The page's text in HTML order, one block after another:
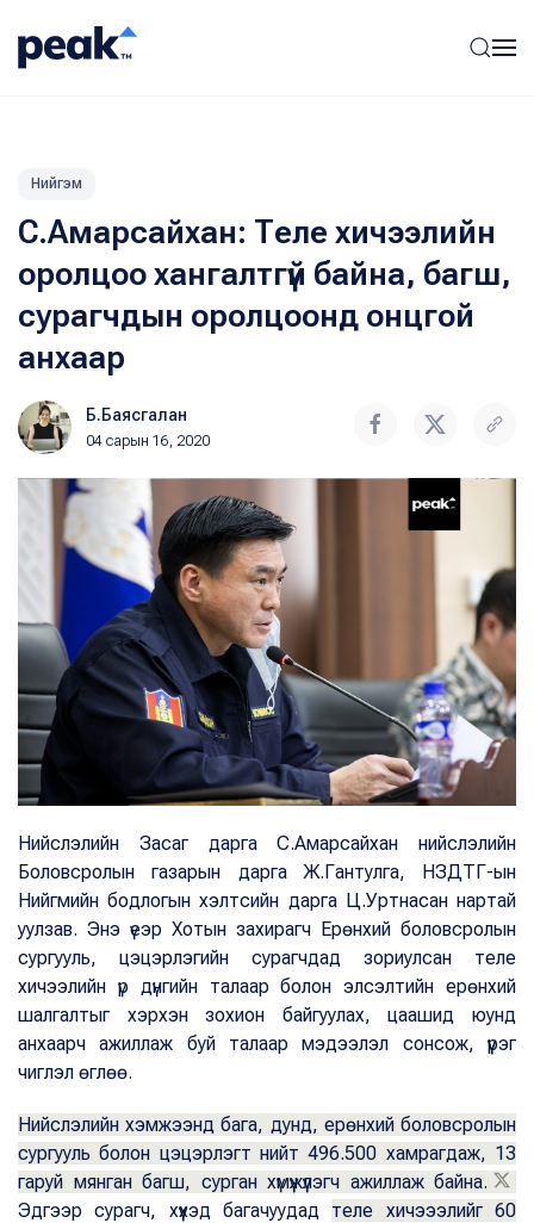
Нийгэм
С.Амарсайхан: Теле хичээлийн
оролцоо хангалтгүй байна, багш,
сурагчдын оролцоонд онцгой
анхаар
Б.Баясгалан
04 сарын 16, 2020
Нийслэлийн Засаг дарга С.Амарсайхан нийслэлийн
Боловсролын газарын дарга Ж.Гантулга, НЗДТГ-ын
Нийгмийн бодлогын хэлтсийн дарга Ц.Уртнасан нартай
уулзав. Энэ үеэр Хотын захирагч Ерөнхий боловсролын
сургууль, цэцэрлэгийн сурагчдад зориулсан теле
хичээлийн үр дүнгийн талаар болон элсэлтийн ерөнхий
шалгалтыг хэрхэн зохион байгуулах, цаашид юунд
анхаарч ажиллаж буй талаар мэдээлэл сонсож, үүрэг
чиглэл өглөө.
Нийслэлийн хэмжээнд бага, дунд, ерөнхий боловсролын
сургууль болон цэцэрлэгт нийт 496.500 хамрагдаж, 13
гаруй мянган багш, сурган хүмүүжүүлэгч ажиллаж байна.
Эдгээр сурагч, хүүхэд багачуудад теле хичэээлийг 60